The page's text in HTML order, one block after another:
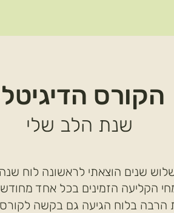
הקורס
שנת הלב שלי
שנים הוצאתי לראשונה לוח
הקליעה הזמינים בכל אחד
הרבה בלוח הגיעה גם בקשה